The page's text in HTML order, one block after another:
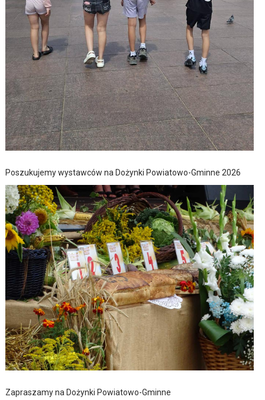
Poszukujemy wystawców na Dożynki Powiatowo-Gminne 2026
Zapraszamy na Dożynki Powiatowo-Gminne